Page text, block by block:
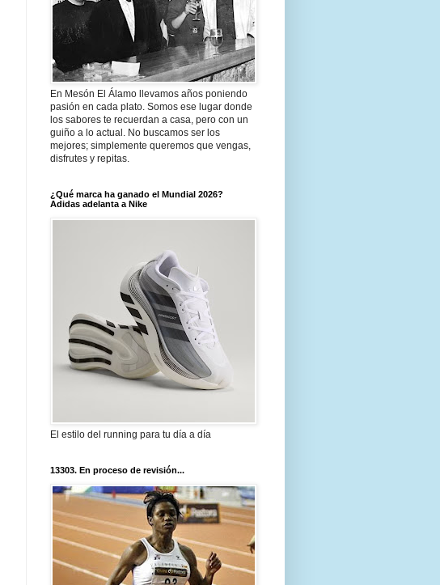
En Mesón El Álamo llevamos años poniendo
pasión en cada plato. Somos ese lugar donde
los sabores te recuerdan a casa, pero con un
guiño a lo actual. No buscamos ser los
mejores; simplemente queremos que vengas,
disfrutes y repitas.
¿Qué marca ha ganado el Mundial 2026?
Adidas adelanta a Nike
El estilo del running para tu día a día
13303. En proceso de revisión...